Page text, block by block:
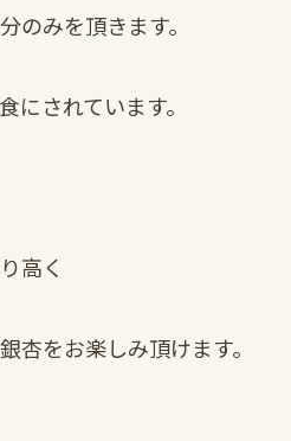
のみを頂きます。
にされています。
高く
杏をお楽しみ頂けます。